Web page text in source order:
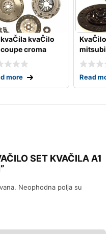
kvaČilo
croma
ducato duna
more
KvaČilo
2.5td
Read
SET KVAČILA A1
Neophodna polja su